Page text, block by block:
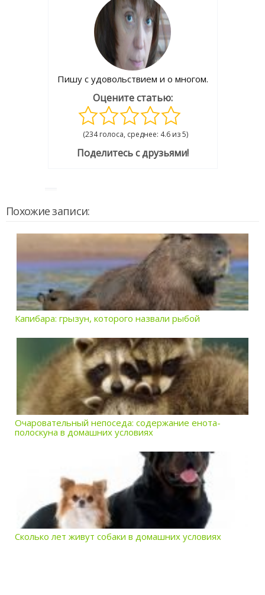
Пишу с удовольствием и о многом.
Оцените статью:
(234 голоса, среднее: 4.6 из 5)
Поделитесь с друзьями!
Похожие записи:
Капибара: грызун, которого назвали рыбой
Очаровательный непоседа: содержание енота-
полоскуна в домашних условиях
Сколько лет живут собаки в домашних условиях